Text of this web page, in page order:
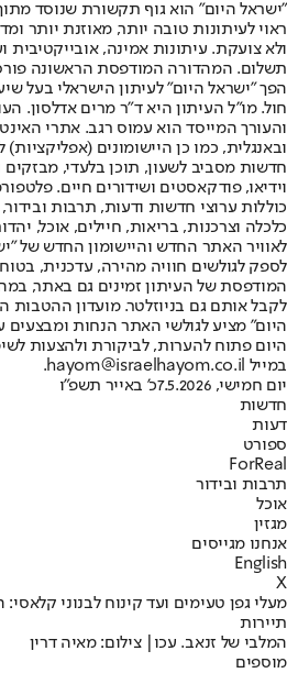
"ישראל היום" הוא גוף תקשורת שנוסד
ראוי לעיתונות טובה יותר, מאוזנת יותר
ולא צועקת. עיתונות אמינה, אובייקטיבית
הפך "ישראל היום" לעיתון הישראלי בעל
חול. מו"ל העיתון היא ד"ר מרים אדלסון.
והעורך המייסד הוא עמוס רגב. אתרי
חדשות מסביב לשעון, תוכן בלעדי, מבזקים
וידיאו, פודקאסטים ושידורים חיים.
כוללות ערוצי חדשות ודעות, תרבות ובידור,
לאוויר האתר החדש והיישומון החדש של
לספק לגולשים חוויה מהירה, עדכנית,
המודפסת של העיתון זמינים גם באתר,
לקבל אותם גם בניוזלטר. מועדון ההטבות
היום" מציע לגולשי האתר הנחות ומבצעים
היום פתוח להערות, לביקורת ולהצעות
במייל hayom@israelhayom.co.il.
יום חמישי, 7.5.2026
כ' באייר תשפ"ו
חדשות
דעות
ספורט
ForReal
תרבות ובידור
אוכל
מגזין
אנחנו מגייסים
English
X
מעלי גפן טעימים ועד קינוח לבנוני
תיירות
המלבי של זנאב. עכו| צילום: מאיה דרין
מוספים